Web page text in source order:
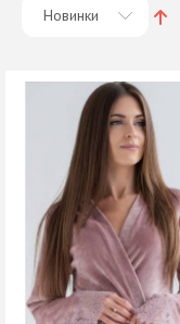
Новинки